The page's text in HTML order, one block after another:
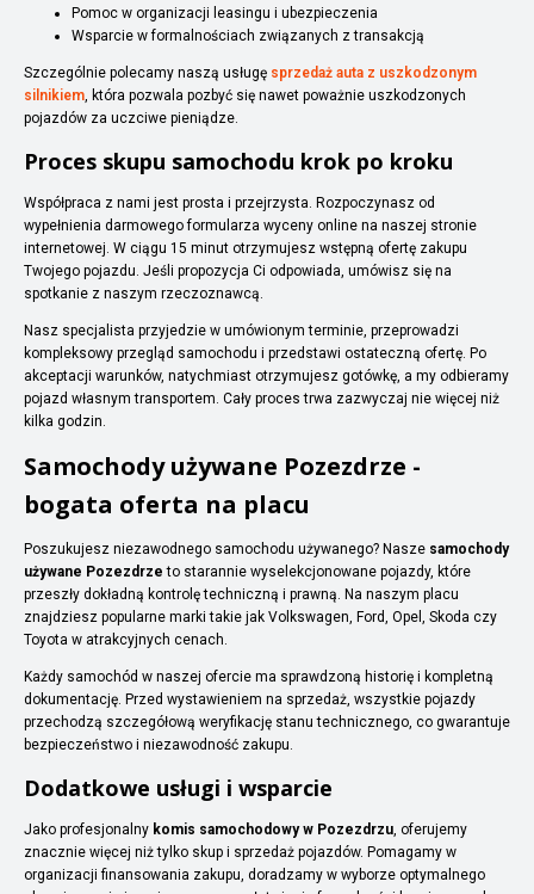
Pomoc w organizacji leasingu i ubezpieczenia
Wsparcie w formalnościach związanych z transakcją
Szczególnie polecamy naszą usługę sprzedaż auta z uszkodzonym
silnikiem, która pozwala pozbyć się nawet poważnie uszkodzonych
pojazdów za uczciwe pieniądze.
Proces skupu samochodu krok po kroku
Współpraca z nami jest prosta i przejrzysta. Rozpoczynasz od
wypełnienia darmowego formularza wyceny online na naszej stronie
internetowej. W ciągu 15 minut otrzymujesz wstępną ofertę zakupu
Twojego pojazdu. Jeśli propozycja Ci odpowiada, umówisz się na
spotkanie z naszym rzeczoznawcą.
Nasz specjalista przyjedzie w umówionym terminie, przeprowadzi
kompleksowy przegląd samochodu i przedstawi ostateczną ofertę. Po
akceptacji warunków, natychmiast otrzymujesz gotówkę, a my odbieramy
pojazd własnym transportem. Cały proces trwa zazwyczaj nie więcej niż
kilka godzin.
Samochody używane Pozezdrze -
bogata oferta na placu
Poszukujesz niezawodnego samochodu używanego? Nasze samochody
używane Pozezdrze to starannie wyselekcjonowane pojazdy, które
przeszły dokładną kontrolę techniczną i prawną. Na naszym placu
znajdziesz popularne marki takie jak Volkswagen, Ford, Opel, Skoda czy
Toyota w atrakcyjnych cenach.
Każdy samochód w naszej ofercie ma sprawdzoną historię i kompletną
dokumentację. Przed wystawieniem na sprzedaż, wszystkie pojazdy
przechodzą szczegółową weryfikację stanu technicznego, co gwarantuje
bezpieczeństwo i niezawodność zakupu.
Dodatkowe usługi i wsparcie
Jako profesjonalny komis samochodowy w Pozezdrzu, oferujemy
znacznie więcej niż tylko skup i sprzedaż pojazdów. Pomagamy w
organizacji finansowania zakupu, doradzamy w wyborze optymalnego